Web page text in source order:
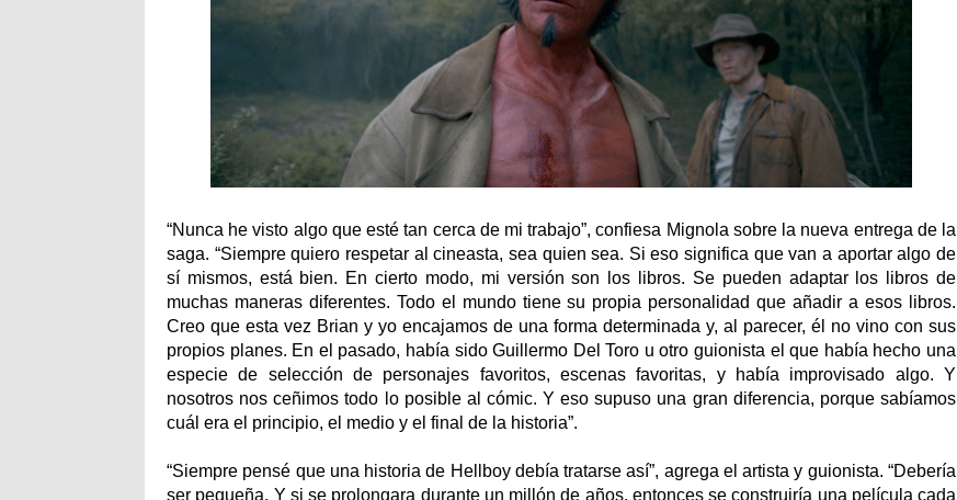
“Nunca he visto algo que esté tan cerca de mi trabajo”, confiesa Mignola sobre la nueva entrega de la
saga. “Siempre quiero respetar al cineasta, sea quien sea. Si eso significa que van a aportar algo de
sí mismos, está bien. En cierto modo, mi versión son los libros. Se pueden adaptar los libros de
muchas maneras diferentes. Todo el mundo tiene su propia personalidad que añadir a esos libros.
Creo que esta vez Brian y yo encajamos de una forma determinada y, al parecer, él no vino con sus
propios planes. En el pasado, había sido Guillermo Del Toro u otro guionista el que había hecho una
especie de selección de personajes favoritos, escenas favoritas, y había improvisado algo. Y
nosotros nos ceñimos todo lo posible al cómic. Y eso supuso una gran diferencia, porque sabíamos
cuál era el principio, el medio y el final de la historia”.
“Siempre pensé que una historia de Hellboy debía tratarse así”, agrega el artista y guionista. “Debería
ser pequeña. Y si se prolongara durante un millón de años, entonces se construiría una película cada